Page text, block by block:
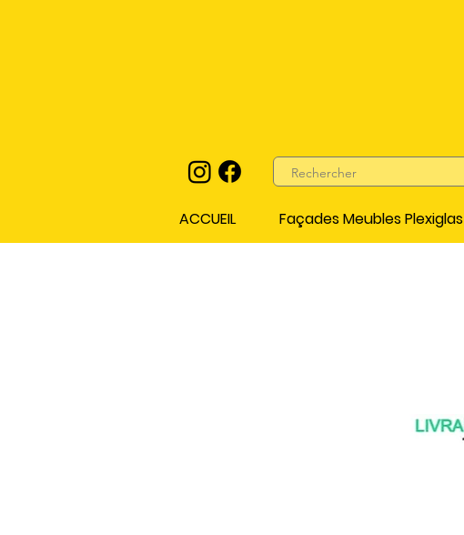
ACCUEIL Façades Meubles Plexiglas